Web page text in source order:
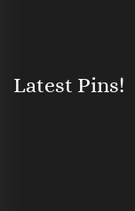
Latest Pins!